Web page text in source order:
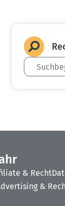
& Recht
&